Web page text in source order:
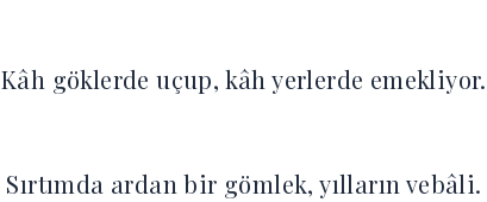
Kâh göklerde uçup, kâh yerlerde emekliyor.‎
Sırtımda ardan bir gömlek, yılların vebâli.‎